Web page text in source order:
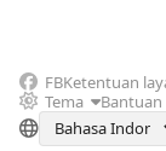
FBKetentuan
Tema
Bantuan